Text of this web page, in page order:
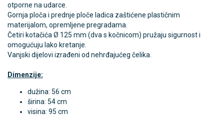
otporne na udarce.
Gornja ploča i prednje ploče ladica zaštićene plastičnim
materijalom, opremljene pregradama.
Četiri kotačića Ø 125 mm (dva s kočnicom) pružaju sigurnost i
omogućuju lako kretanje.
Vanjski dijelovi izrađeni od nehrđajućeg čelika.
Dimenzije:
dužina: 56 cm
širina: 54 cm
visina: 95 cm